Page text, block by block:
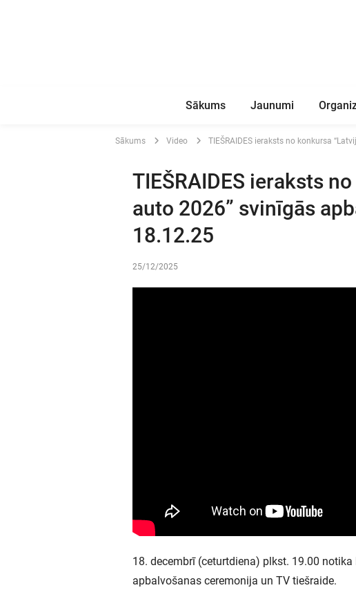
Sākums Jaunumi
Sākums Video TIEŠRAIDES ieraksts no konkursa
TIEŠRAIDES ieraksts
auto 2026” svinīgās
18.12.25
25/12/2025
18. decembrī (ceturtdiena) plkst. 19.00
apbalvošanas ceremonija un TV tiešraide.